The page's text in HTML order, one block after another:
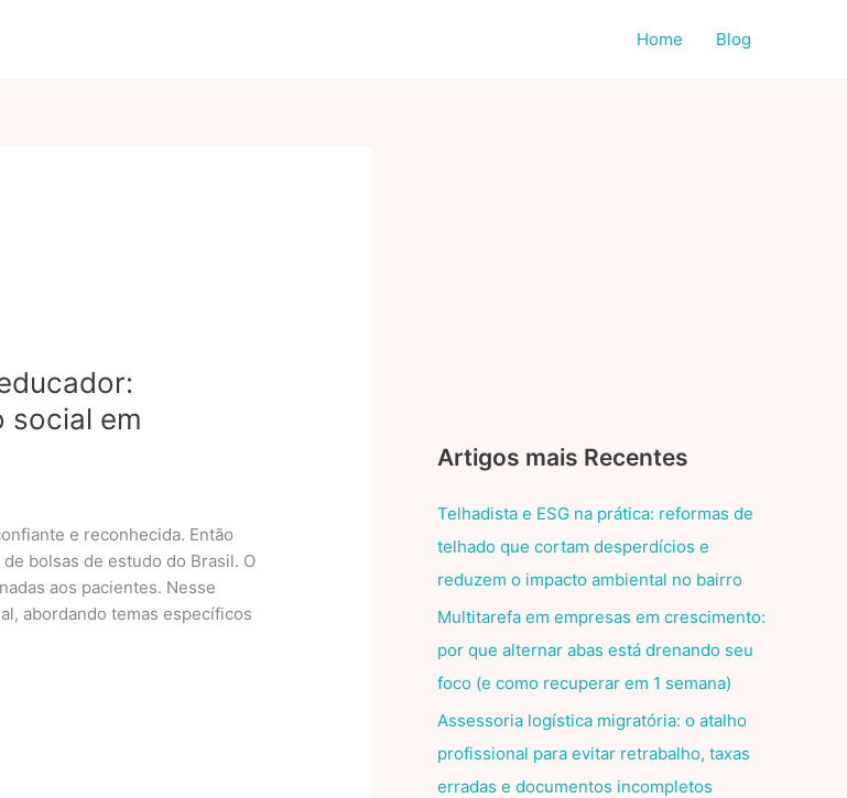
Home Blog
social em
e reconhecida. Então
bolsas de estudo do Brasil. O
aos pacientes. Nesse
abordando temas específicos
Artigos mais Recentes
Telhadista e ESG na prática: reformas de
telhado que cortam desperdícios e
reduzem o impacto ambiental no bairro
Multitarefa em empresas em crescimento:
por que alternar abas está drenando seu
foco (e como recuperar em 1 semana)
Assessoria logística migratória: o atalho
profissional para evitar retrabalho, taxas
erradas e documentos incompletos